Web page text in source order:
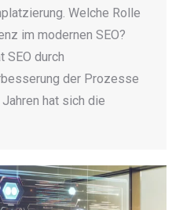
Welche Rolle
im modernen SEO?
SEO durch
der Prozesse
hat sich die